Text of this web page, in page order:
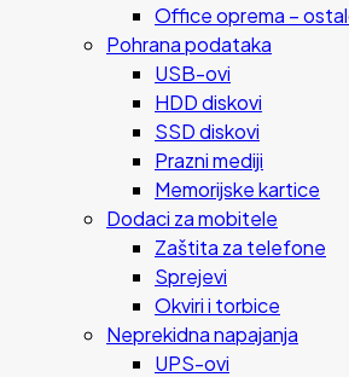
Office oprema –
Pohrana podataka
USB-ovi
HDD diskovi
SSD diskovi
Prazni mediji
Memorijske kartice
Dodaci za mobitele
Zaštita za telefone
Sprejevi
Okviri i torbice
Neprekidna napajanja
UPS-ovi